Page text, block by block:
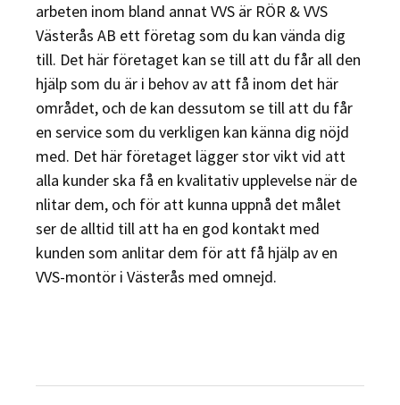
arbeten inom bland annat VVS är RÖR & VVS
Västerås AB ett företag som du kan vända dig
till. Det här företaget kan se till att du får all den
hjälp som du är i behov av att få inom det här
området, och de kan dessutom se till att du får
en service som du verkligen kan känna dig nöjd
med. Det här företaget lägger stor vikt vid att
alla kunder ska få en kvalitativ upplevelse när de
nlitar dem, och för att kunna uppnå det målet
ser de alltid till att ha en god kontakt med
kunden som anlitar dem för att få hjälp av en
VVS-montör i Västerås med omnejd.